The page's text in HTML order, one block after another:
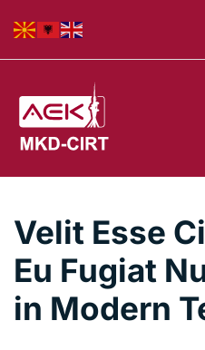
Velit Esse
Eu Fugiat
in Modern